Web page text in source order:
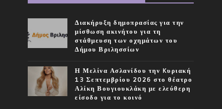
Διακήρυξη δημοπρασίας για την
μίσθωση ακινήτου για τη
στάθμευση των οχημάτων του
Δήμου Βριλησσίων
Η Μελίνα Ασλανίδου την Kυριακή
13 Σεπτεμβρίου 2026 στο θέατρο
Αλίκη Βουγιουκλάκη με ελεύθερη
είσοδο για το κοινό